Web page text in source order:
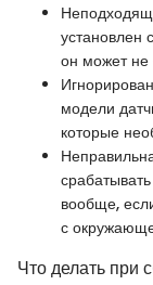
установлен
он может не
модели
которые
вообще,
с
Что делать при